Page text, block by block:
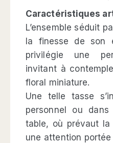
Caractéristiques
L’ensemble séduit
la finesse de son
privilégie une
invitant à
floral miniature.
Une telle tasse
personnel ou
table, où prévaut
une attention